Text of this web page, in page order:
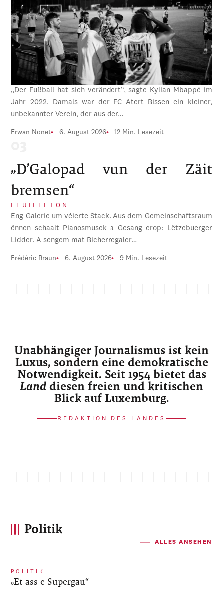
„Der Fußball hat sich verändert“, sagte Kylian Mbappé im
Jahr 2022. Damals war der FC Atert Bissen ein kleiner,
unbekannter Verein, der aus der…
Erwan Nonet 6. August 2026 12 Min. Lesezeit
„D’Galopad vun der Zäit
bremsen“
FEUILLETON
Eng Galerie um véierte Stack. Aus dem Gemeinschaftsraum
ënnen schaalt Pianosmusek a Gesang erop: Lëtzebuerger
Lidder. A sengem mat Bicherregaler…
Frédéric Braun 6. August 2026 9 Min. Lesezeit
Unabhängiger Journalismus ist kein
Luxus, sondern eine demokratische
Notwendigkeit. Seit 1954 bietet das
Land diesen freien und kritischen
Blick auf Luxemburg.
REDAKTION DES LANDES
Politik
ALLES ANSEHEN
POLITIK
„Et ass e Supergau“